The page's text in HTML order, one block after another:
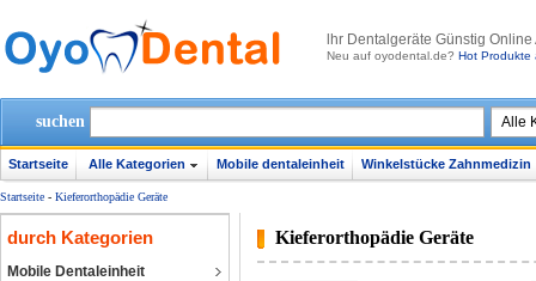
lhr Dentalgeräte Günstig
Neu auf oyodental.de? Hot Produkte
suchen
Startseite Alle Kategorien Mobile dentaleinheit Winkelstücke Zahnmedizin
Startseite - Kieferorthopädie Geräte
durch Kategorien
Mobile Dentaleinheit
Kieferorthopädie Geräte